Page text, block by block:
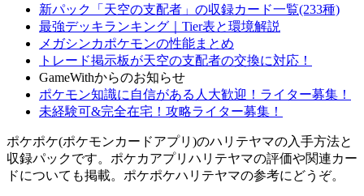
新パック「天空の支配者」の収録カード一覧(233種)
最強デッキランキング｜Tier表と環境解説
メガシンカポケモンの性能まとめ
トレード掲示板が天空の支配者の交換に対応！
GameWithからのお知らせ
ポケモン知識に自信がある人大歓迎！ライター募集！
未経験可&完全在宅！攻略ライター募集！
ポケポケ(ポケモンカードアプリ)のハリテヤマの入手方法と
収録パックです。ポケカアプリハリテヤマの評価や関連カー
ドについても掲載。ポケポケハリテヤマの参考にどうぞ。